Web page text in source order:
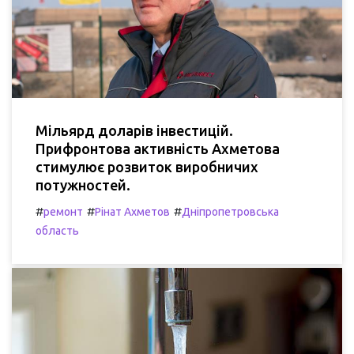
Мільярд доларів інвестицій.
Прифронтова активність Ахметова
стимулює розвиток виробничих
потужностей.
#ремонт #Рінат Ахметов #Дніпропетровська
область